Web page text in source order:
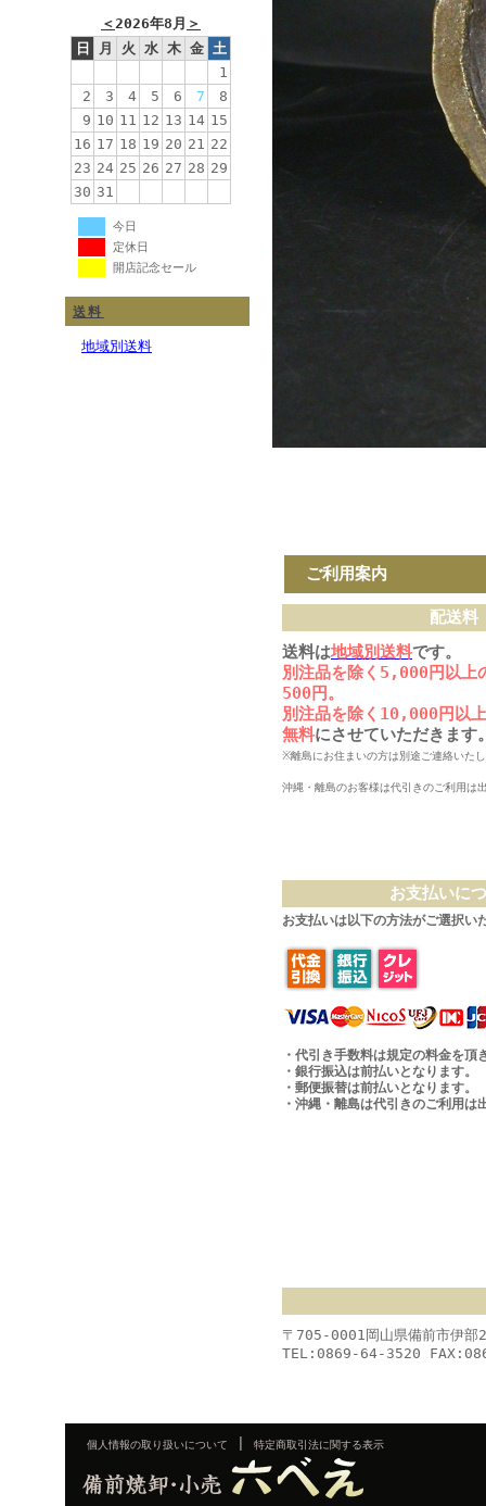
＜2026年8月 ＞
日
月 火 水 木 金 土
1
2
3 4 5 6 7
8
9 10 11 12 13 14 15
16 17 18 19 20 21 22
23 24 25 26 27 28 29
30 31
今日
定休日
開店記念セール
送料
地域別送料
ご利用案内
配送料
送料は地域別送料です。
別注品を除く5,000円以上
500円。
別注品を除く10,000円以
無料にさせていただきます
※離島にお住まいの方は別途ご連絡いた
沖縄・離島のお客様は代引きのご利用は
お支払いに
お支払いは以下の方法がご選択い
・代引き手数料は規定の料金を頂
・銀行振込は前払いとなります。
・郵便振替は前払いとなります。
・沖縄・離島は代引きのご利用は
〒705-0001岡山県備前市伊
TEL:0869-64-3520
個人情報の取り扱いについて 特定商取引法に関する表示